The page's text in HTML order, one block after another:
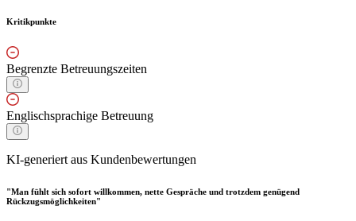
Kritikpunkte
Begrenzte Betreuungszeiten
Englischsprachige Betreuung
KI-generiert aus Kundenbewertungen
"Man fühlt sich sofort willkommen, nette Gespräche und trotzdem genügend
Rückzugsmöglichkeiten"